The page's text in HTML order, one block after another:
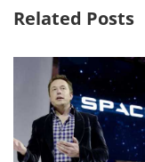
Related Posts